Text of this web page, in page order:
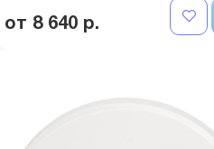
от 8 640 р.